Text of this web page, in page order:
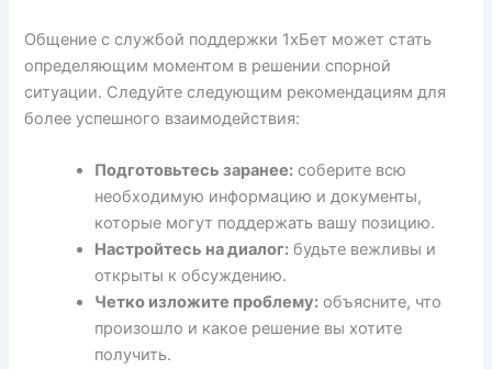
Общение с службой поддержки 1хБет может стать
определяющим моментом в решении спорной
ситуации. Следуйте следующим рекомендациям для
более успешного взаимодействия:
Подготовьтесь заранее: соберите всю
необходимую информацию и документы,
которые могут поддержать вашу позицию.
Настройтесь на диалог: будьте вежливы и
открыты к обсуждению.
Четко изложите проблему: объясните, что
произошло и какое решение вы хотите
получить.